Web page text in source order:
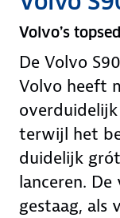
Volvo’s
De Volvo
Volvo heeft
terwijl het
duidelijk
lanceren. De
gestaag, als